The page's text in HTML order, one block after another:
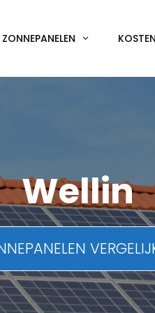
ZONNEPANELEN KOSTEN
Wellin